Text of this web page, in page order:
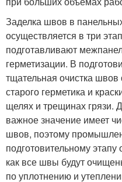
Заделка швов в
осуществляется в три
подготавливают
герметизации. В
тщательная очистка швов
старого герметика и
щелях и трещинах грязи.
важное значение имеет
швов, поэтому
подготовительному
как все швы будут
по уплотнению и